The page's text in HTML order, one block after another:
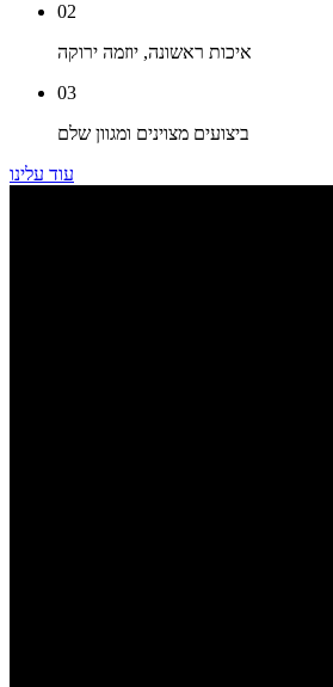
02
איכות ראשונה, יוזמה ירוקה
03
ביצועים מצוינים ומגוון שלם
עוד עלינו